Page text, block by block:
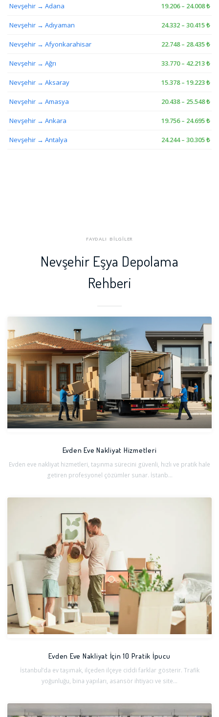
Nevşehir → Adana 19.206 – 24.008 ₺
Nevşehir → Adıyaman 24.332 – 30.415 ₺
Nevşehir → Afyonkarahisar 22.748 – 28.435 ₺
Nevşehir → Ağrı 33.770 – 42.213 ₺
Nevşehir → Aksaray 15.378 – 19.223 ₺
Nevşehir → Amasya 20.438 – 25.548 ₺
Nevşehir → Ankara 19.756 – 24.695 ₺
Nevşehir → Antalya 24.244 – 30.305 ₺
FAYDALI BİLGİLER
Nevşehir Eşya Depolama
Rehberi
Evden Eve Nakliyat Hizmetleri
Evden eve nakliyat hizmetleri, taşınma sürecini güvenli, hızlı ve pratik hale
getiren profesyonel çözümler sunar. İstanb...
Evden Eve Nakliyat İçin 10 Pratik İpucu
İstanbul’da ev taşımak, ilçeden ilçeye ciddi farklar gösterir. Trafik
yoğunluğu, bina yapıları, asansör ihtiyacı ve site...